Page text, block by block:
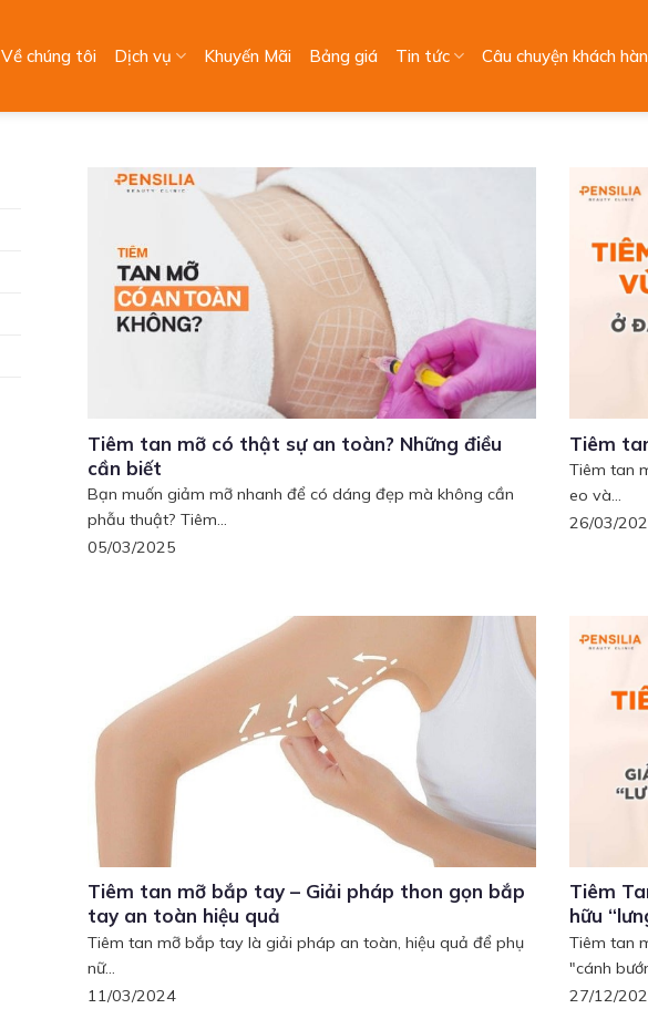
Về chúng tôi Dịch vụ Khuyến Mãi Bảng giá Tin tức Câu chuyện khách
Tiêm tan mỡ có thật sự an toàn? Những điều
cần biết
Bạn muốn giảm mỡ nhanh để có dáng đẹp mà không cần
phẫu thuật? Tiêm...
05/03/2025
Tiêm
Tiêm tan
eo và...
26/03/
Tiêm tan mỡ bắp tay – Giải pháp thon gọn bắp
tay an toàn hiệu quả
Tiêm tan mỡ bắp tay là giải pháp an toàn, hiệu quả để phụ
nữ...
11/03/2024
Tiêm
hữu
Tiêm tan
"cánh
27/12/